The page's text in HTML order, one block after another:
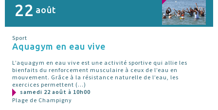
22 août
Sport
Aquagym en eau vive
L’aquagym en eau vive est une activité sportive qui allie les
bienfaits du renforcement musculaire à ceux de l’eau en
mouvement. Grâce à la résistance naturelle de l’eau, les
exercices permettent (…)
samedi 22 août à 10h00
Plage de Champigny